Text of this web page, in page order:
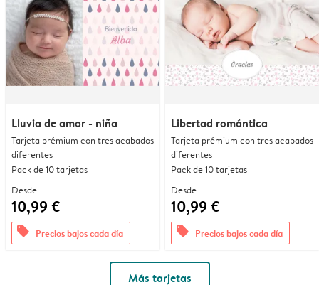
Lluvia de amor - niña
Tarjeta prémium con tres acabados
diferentes
Pack de 10 tarjetas
Desde
10,99 €
offers Precios bajos cada día
Libertad romántica
Tarjeta prémium con tres acabados
diferentes
Pack de 10 tarjetas
Desde
10,99 €
offers Precios bajos cada día
Más tarjetas